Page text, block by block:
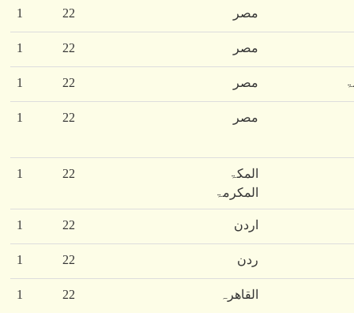
1 22 مصر
1 22 مصر
1 22 مصر
1 22 مصر
1 22
المکۃ
المکرمۃ
1 22 اردن
1 22 ردن
1 22 القاھرہ